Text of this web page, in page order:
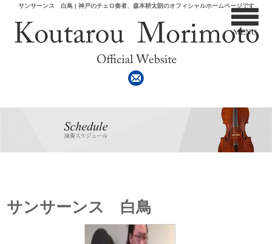
サンサーンス 白鳥 | 神戸のチェロ奏者、森本耕太朗のオフィシャルホームページです
サンサーンス 白鳥